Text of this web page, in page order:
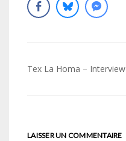
Navigation
Tex La Homa – Interview
LAISSER UN COMMENTAIRE